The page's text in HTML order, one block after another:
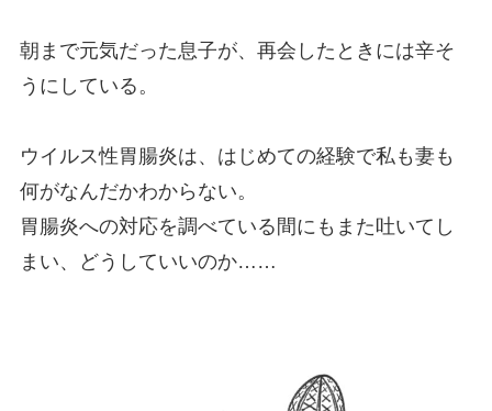
朝まで元気だった息子が、再会したときには辛そ
うにしている。
ウイルス性胃腸炎は、はじめての経験で私も妻も
何がなんだかわからない。
胃腸炎への対応を調べている間にもまた吐いてし
まい、どうしていいのか……